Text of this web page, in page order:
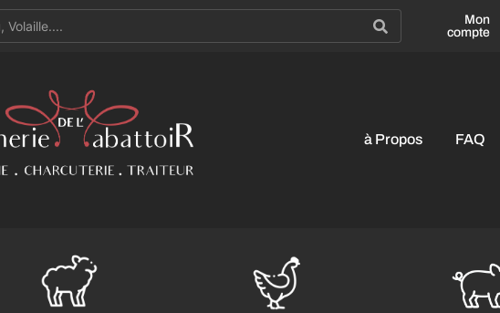
Mon
compte
à Propos FAQ